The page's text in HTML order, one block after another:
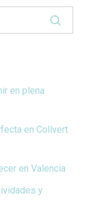
en plena
en Collvert
en Valencia
y